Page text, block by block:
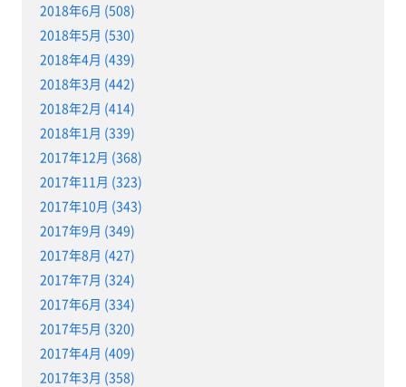
2018年6月 (508)
2018年5月 (530)
2018年4月 (439)
2018年3月 (442)
2018年2月 (414)
2018年1月 (339)
2017年12月 (368)
2017年11月 (323)
2017年10月 (343)
2017年9月 (349)
2017年8月 (427)
2017年7月 (324)
2017年6月 (334)
2017年5月 (320)
2017年4月 (409)
2017年3月 (358)